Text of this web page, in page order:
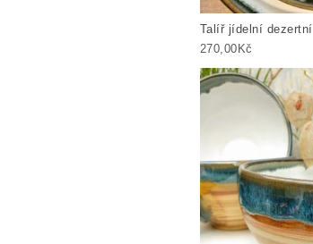
Talíř jídelní dezertní
270,00Kč